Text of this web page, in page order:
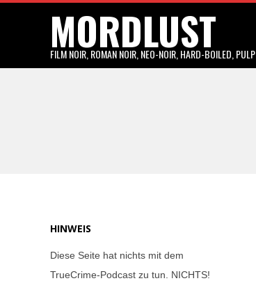
MORDLUST
FILM NOIR, ROMAN NOIR, NEO-NOIR, HARD-BOILED, PULP
HINWEIS
Diese Seite hat nichts mit dem
TrueCrime-Podcast zu tun. NICHTS!